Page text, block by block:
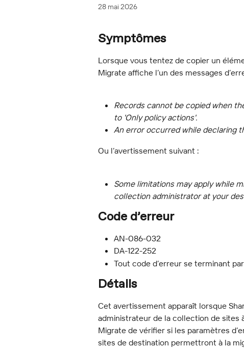
28 mai 2026
Symptômes
Lorsque vous tentez de copier un
Migrate affiche l’un des messages
Records cannot be copied when
to 'Only policy actions'.
An error occurred while declaring
Ou l’avertissement suivant :
Some limitations may apply while
collection administrator at your
Code d’erreur
AN-086-032
DA-122-252
Tout code d’erreur se terminant
Détails
Cet avertissement apparaît lorsque
administrateur de la collection de sites
Migrate de vérifier si les paramètres
sites de destination permettront à la